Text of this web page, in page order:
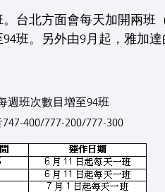
台北方面會每天加開兩班
班。另外由9月起，雅加
週班次數目增至94班
400/777-200/777-300